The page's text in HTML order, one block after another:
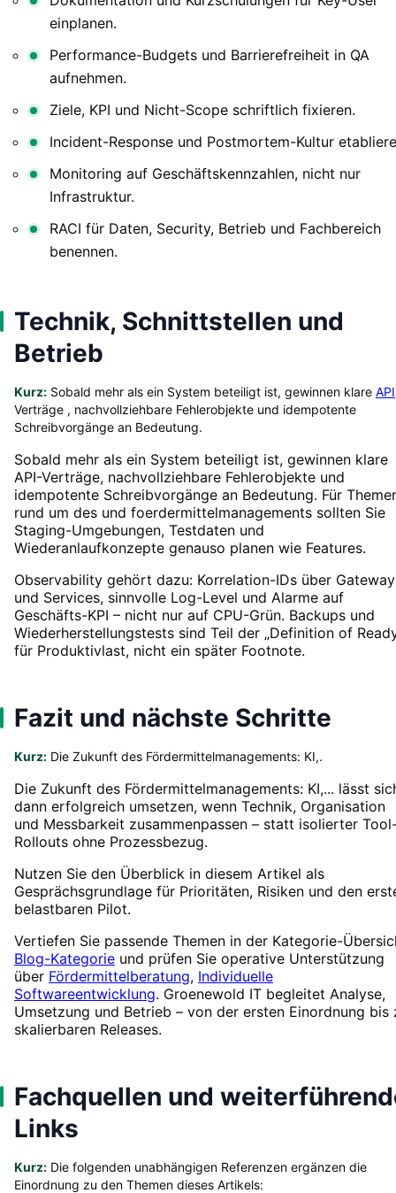
einplanen.
Performance-Budgets und Barrierefreiheit in QA
aufnehmen.
Ziele, KPI und Nicht-Scope schriftlich fixieren.
Incident-Response und Postmortem-Kultur
Monitoring auf Geschäftskennzahlen, nicht nur
Infrastruktur.
RACI für Daten, Security, Betrieb und Fachbereich
benennen.
Technik, Schnittstellen und
Betrieb
Kurz: Sobald mehr als ein System beteiligt ist, gewinnen klare API
Verträge , nachvollziehbare Fehlerobjekte und idempotente
Schreibvorgänge an Bedeutung.
Sobald mehr als ein System beteiligt ist, gewinnen klare
API-Verträge, nachvollziehbare Fehlerobjekte und
idempotente Schreibvorgänge an Bedeutung. Für
rund um des und foerdermittelmanagements sollten Sie
Staging-Umgebungen, Testdaten und
Wiederanlaufkonzepte genauso planen wie Features.
Observability gehört dazu: Korrelation-IDs über Gateway
und Services, sinnvolle Log-Level und Alarme auf
Geschäfts-KPI – nicht nur auf CPU-Grün. Backups und
Wiederherstellungstests sind Teil der „Definition of
für Produktivlast, nicht ein später Footnote.
Fazit und nächste Schritte
Kurz: Die Zukunft des Fördermittelmanagements: KI,.
Die Zukunft des Fördermittelmanagements: KI,... lässt
dann erfolgreich umsetzen, wenn Technik, Organisation
und Messbarkeit zusammenpassen – statt isolierter
Rollouts ohne Prozessbezug.
Nutzen Sie den Überblick in diesem Artikel als
Gesprächsgrundlage für Prioritäten, Risiken und den
belastbaren Pilot.
Vertiefen Sie passende Themen in der Kategorie-
Blog-Kategorie und prüfen Sie operative Unterstützung
über Fördermittelberatung, Individuelle
Softwareentwicklung. Groenewold IT begleitet Analyse,
Umsetzung und Betrieb – von der ersten Einordnung bis
skalierbaren Releases.
Fachquellen und
Links
Kurz: Die folgenden unabhängigen Referenzen ergänzen die
Einordnung zu den Themen dieses Artikels: